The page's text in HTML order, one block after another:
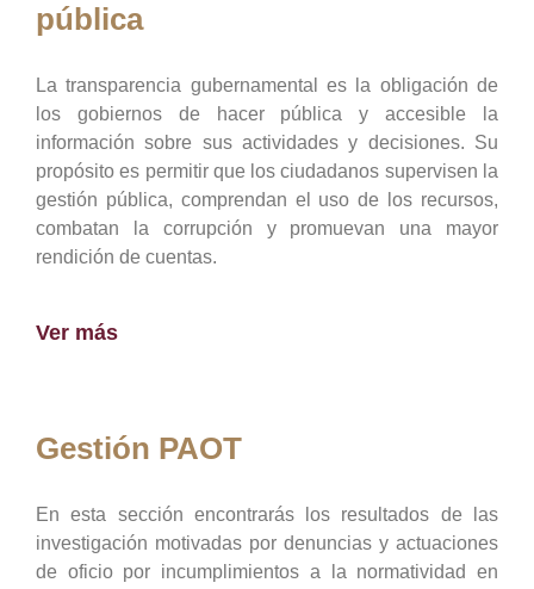
pública
La transparencia gubernamental es la obligación de
los gobiernos de hacer pública y accesible la
información sobre sus actividades y decisiones. Su
propósito es permitir que los ciudadanos supervisen la
gestión pública, comprendan el uso de los recursos,
combatan la corrupción y promuevan una mayor
rendición de cuentas.
Ver más
Gestión PAOT
En esta sección encontrarás los resultados de las
investigación motivadas por denuncias y actuaciones
de oficio por incumplimientos a la normatividad en